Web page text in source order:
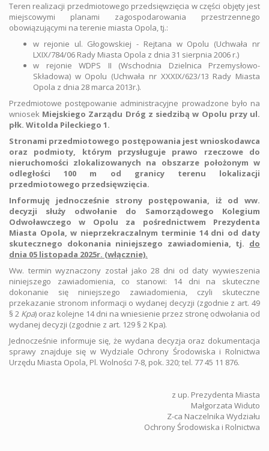
Teren realizacji przedmiotowego przedsięwzięcia w części objęty jest
miejscowymi planami zagospodarowania przestrzennego
obowiązującymi na terenie miasta Opola, tj.:
w rejonie ul. Głogowskiej - Rejtana w Opolu (Uchwała nr
LXIX/784/06 Rady Miasta Opola z dnia 31 sierpnia 2006 r.)
w rejonie WDPS II (Wschodnia Dzielnica Przemysłowo-
Składowa) w Opolu (Uchwała nr XXXIX/623/13 Rady Miasta
Opola z dnia 28 marca 2013r.).
Przedmiotowe postępowanie administracyjne prowadzone było na
wniosek Miejskiego Zarządu Dróg z siedzibą w Opolu przy ul.
płk. Witolda Pileckiego 1.
Stronami przedmiotowego postępowania jest wnioskodawca
oraz podmioty, którym przysługuje prawo rzeczowe do
nieruchomości zlokalizowanych na obszarze położonym w
odległości 100 m od granicy terenu lokalizacji
przedmiotowego przedsięwzięcia.
Informuję jednocześnie strony postępowania, iż od ww.
decyzji służy odwołanie do Samorządowego Kolegium
Odwoławczego w Opolu za pośrednictwem Prezydenta
Miasta Opola, w nieprzekraczalnym terminie 14 dni od daty
skutecznego dokonania niniejszego zawiadomienia, tj. do
dnia 05 listopada 2025r. (włącznie).
Ww. termin wyznaczony został jako 28 dni od daty wywieszenia
niniejszego zawiadomienia, co stanowi: 14 dni na skuteczne
dokonanie się niniejszego zawiadomienia, czyli skuteczne
przekazanie stronom informacji o wydanej decyzji (zgodnie z art. 49
§ 2 Kpa) oraz kolejne 14 dni na wniesienie przez stronę odwołania od
wydanej decyzji (zgodnie z art. 129 § 2 Kpa).
Jednocześnie informuje się, że wydana decyzja oraz dokumentacja
sprawy znajduje się w Wydziale Ochrony Środowiska i Rolnictwa
Urzędu Miasta Opola, Pl. Wolności 7-8, pok. 320; tel. 77 45 11 876.
z up. Prezydenta Miasta
Małgorzata Widuto
Z-ca Naczelnika Wydziału
Ochrony Środowiska i Rolnictwa